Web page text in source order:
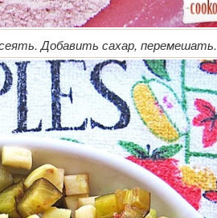
Добавить сахар, перемешать.